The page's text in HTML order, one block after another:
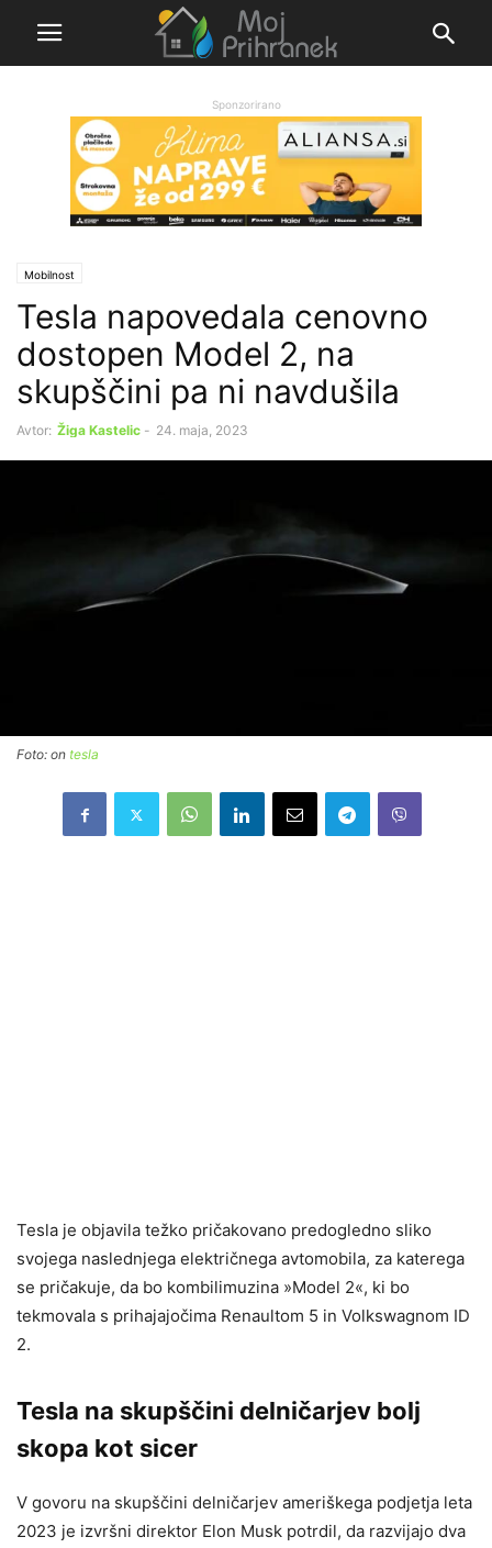
Sponzorirano
Mobilnost
Tesla napovedala cenovno
dostopen Model 2, na
skupščini pa ni navdušila
Avtor: Žiga Kastelic - 24. maja, 2023
Foto: on tesla
Tesla je objavila težko pričakovano predogledno sliko
svojega naslednjega električnega avtomobila, za katerega
se pričakuje, da bo kombilimuzina »Model 2«, ki bo
tekmovala s prihajajočima Renaultom 5 in Volkswagnom ID
2.
Tesla na skupščini delničarjev bolj
skopa kot sicer
V govoru na skupščini delničarjev ameriškega podjetja leta
2023 je izvršni direktor Elon Musk potrdil, da razvijajo dva